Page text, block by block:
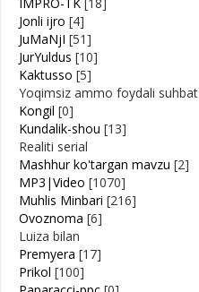
Jonli ijro [4]
JuMaNjI [51]
JurYuldus [10]
Kaktusso [5]
Yoqimsiz ammo foydali suhbat
Kongil [0]
Kundalik-shou [13]
Realiti serial
Mashhur ko'targan mavzu [2]
MP3|Video [1070]
Muhlis Minbari [216]
Ovoznoma [6]
Luiza bilan
Premyera [17]
Prikol [100]